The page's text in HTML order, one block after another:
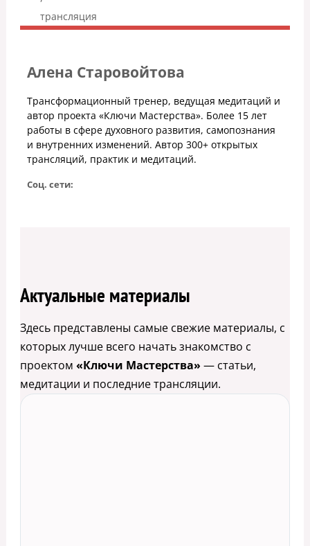
трансляция
Алена Старовойтова
Трансформационный тренер, ведущая медитаций и
автор проекта «Ключи Мастерства». Более 15 лет
работы в сфере духовного развития, самопознания
и внутренних изменений. Автор 300+ открытых
трансляций, практик и медитаций.
Соц. сети:
Актуальные материалы
Здесь представлены самые свежие материалы, с
которых лучше всего начать знакомство с
проектом «Ключи Мастерства» — статьи,
медитации и последние трансляции.